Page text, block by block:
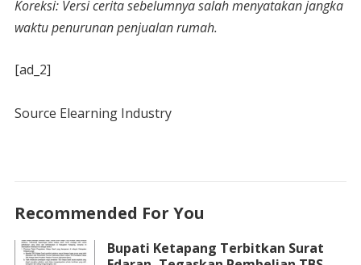
Koreksi: Versi cerita sebelumnya salah menyatakan jangka
waktu penurunan penjualan rumah.
[ad_2]
Source Elearning Industry
Recommended For You
Bupati Ketapang Terbitkan Surat